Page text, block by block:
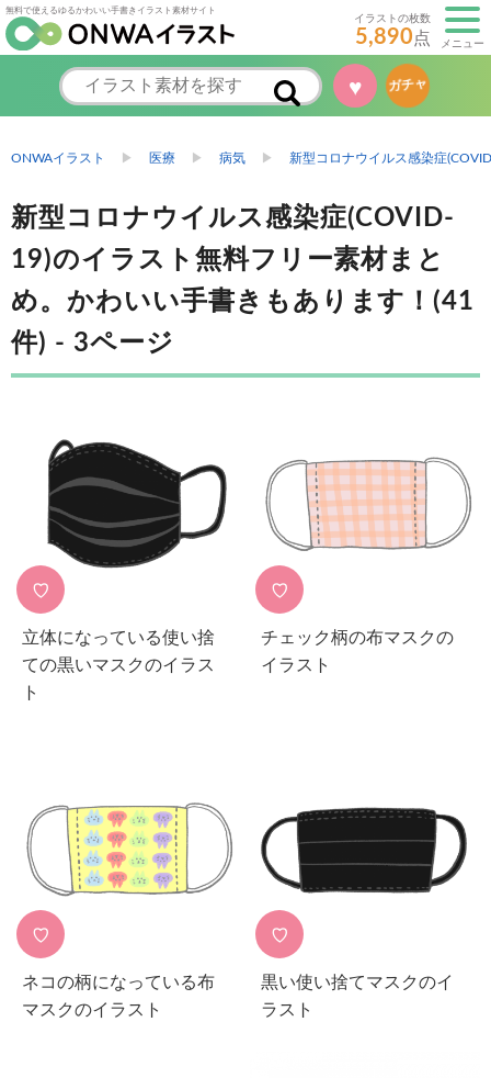
無料で使えるゆるかわいい手書きイラスト素材サイト
イラストの枚数
5,890点 メニュー
♥ ガチャ
ONWAイラスト 医療 病気 新型コロナウイルス感染症
新型コロナウイルス感染症(COVID-
19)のイラスト無料フリー素材まと
め。かわいい手書きもあります！(41
件) - 3ページ
♡
立体になっている使い捨
ての黒いマスクのイラス
ト
♡
チェック柄の布マスクの
イラスト
♡
ネコの柄になっている布
マスクのイラスト
♡
黒い使い捨てマスクのイ
ラスト